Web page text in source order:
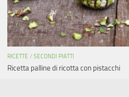
RICETTE / SECONDI PIATTI
Ricetta palline di ricotta con pistacchi